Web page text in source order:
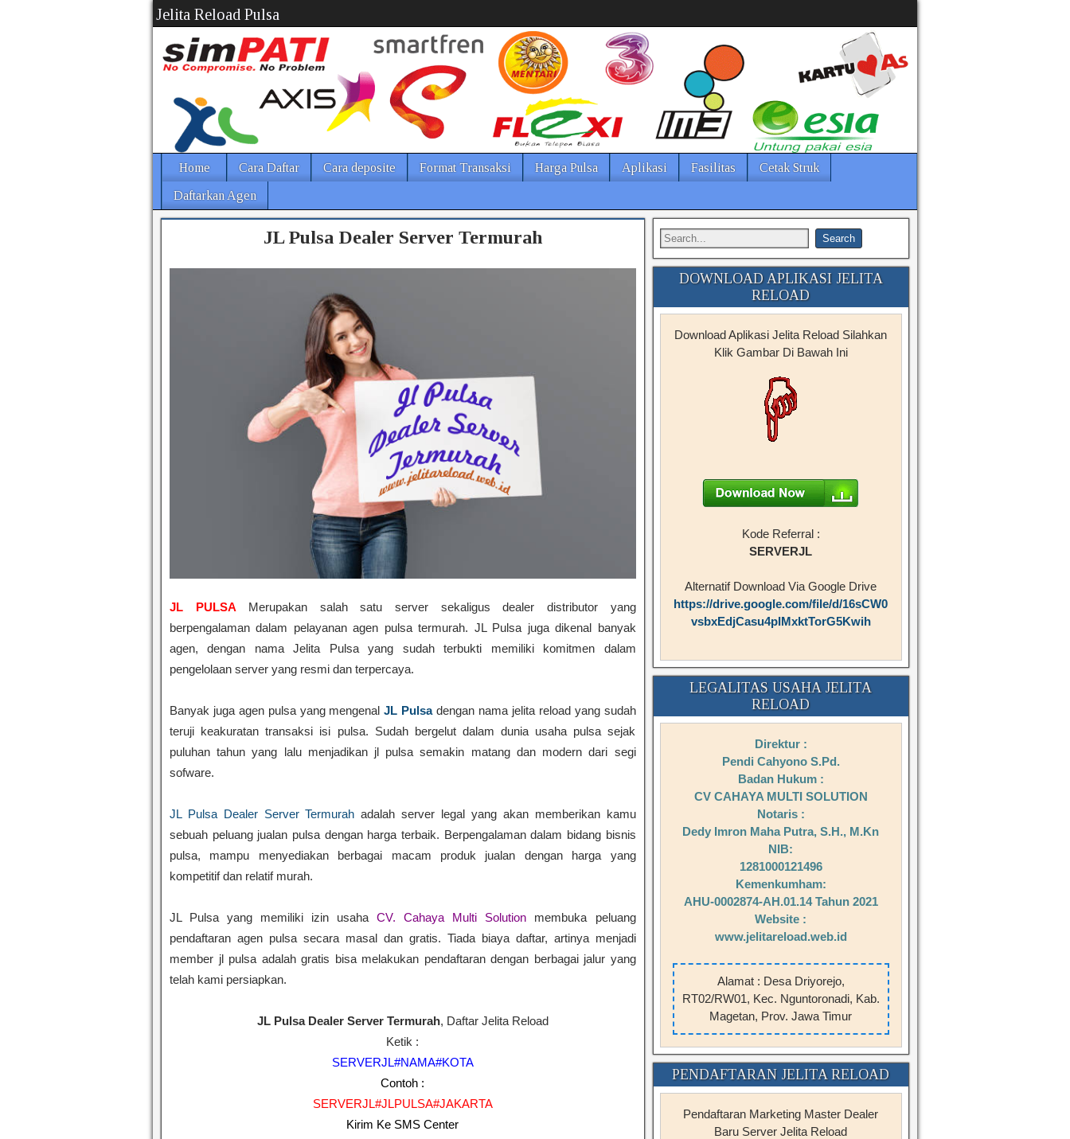
Jelita Reload Pulsa
Home Cara Daftar Cara deposite Format Transaksi Harga Pulsa Aplikasi Fasilitas Cetak Struk
Daftarkan Agen
JL Pulsa Dealer Server Termurah
JL PULSA Merupakan salah satu server sekaligus dealer distributor yang
berpengalaman dalam pelayanan agen pulsa termurah. JL Pulsa juga dikenal banyak
agen, dengan nama Jelita Pulsa yang sudah terbukti memiliki komitmen dalam
pengelolaan server yang resmi dan terpercaya.
Banyak juga agen pulsa yang mengenalJL Pulsadengan nama jelita reload yang sudah
teruji keakuratan transaksi isi pulsa. Sudah bergelut dalam dunia usaha pulsa sejak
puluhan tahun yang lalu menjadikan jl pulsa semakin matang dan modern dari segi
sofware.
JL Pulsa Dealer Server Termurah adalah server legal yang akan memberikan kamu
sebuah peluang jualan pulsa dengan harga terbaik. Berpengalaman dalam bidang bisnis
pulsa, mampu menyediakan berbagai macam produk jualan dengan harga yang
kompetitif dan relatif murah.
JL Pulsa yang memiliki izin usahaCV. Cahaya Multi Solution membuka peluang
pendaftaran agen pulsa secara masal dan gratis. Tiada biaya daftar, artinya menjadi
member jl pulsa adalah gratis bisa melakukan pendaftaran dengan berbagai jalur yang
telah kami persiapkan.
JL Pulsa Dealer Server Termurah, Daftar Jelita Reload
Ketik :
SERVERJL#NAMA#KOTA
Contoh :
SERVERJL#JLPULSA#JAKARTA
Kirim Ke SMS Center
DOWNLOAD APLIKASI JELITA
RELOAD
Download Aplikasi Jelita Reload Silahkan
Klik Gambar Di Bawah Ini
Kode Referral :
SERVERJL
Alternatif Download Via Google Drive
https://drive.google.com/file/d/16sCW0
vsbxEdjCasu4pIMxktTorG5Kwih
LEGALITAS USAHA JELITA
RELOAD
Direktur :
Pendi Cahyono S.Pd.
Badan Hukum :
CV CAHAYA MULTI SOLUTION
Notaris :
Dedy Imron Maha Putra, S.H., M.Kn
NIB:
1281000121496
Kemenkumham:
AHU-0002874-AH.01.14 Tahun 2021
Website :
www.jelitareload.web.id
Alamat : Desa Driyorejo,
RT02/RW01, Kec. Nguntoronadi, Kab.
Magetan, Prov. Jawa Timur
PENDAFTARAN JELITA RELOAD
Pendaftaran Marketing Master Dealer
Baru Server Jelita Reload